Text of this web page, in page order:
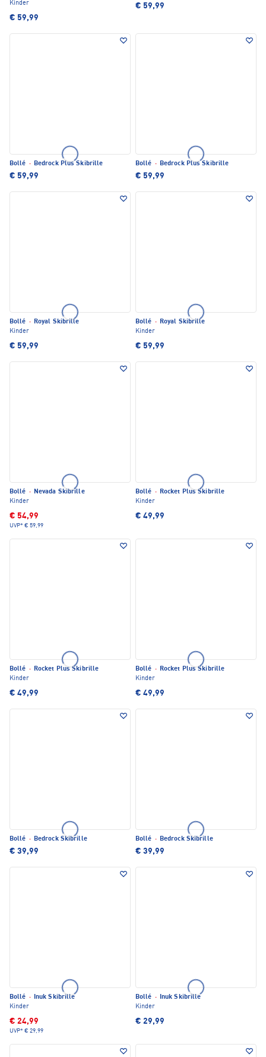
Kinder
€ 59,99
€ 59,99
Bollé · Bedrock Plus Skibrille
€ 59,99
Bollé · Bedrock Plus Skibrille
€ 59,99
Bollé · Royal Skibrille
Kinder
€ 59,99
Bollé · Royal Skibrille
Kinder
€ 59,99
Bollé · Nevada Skibrille
Kinder
€ 54,99
UVP* € 59,99
Bollé · Rocket Plus Skibrille
Kinder
€ 49,99
Bollé · Rocket Plus Skibrille
Kinder
€ 49,99
Bollé · Rocket Plus Skibrille
Kinder
€ 49,99
Bollé · Bedrock Skibrille
€ 39,99
Bollé · Bedrock Skibrille
€ 39,99
Bollé · Inuk Skibrille
Kinder
€ 24,99
UVP* € 29,99
Bollé · Inuk Skibrille
Kinder
€ 29,99